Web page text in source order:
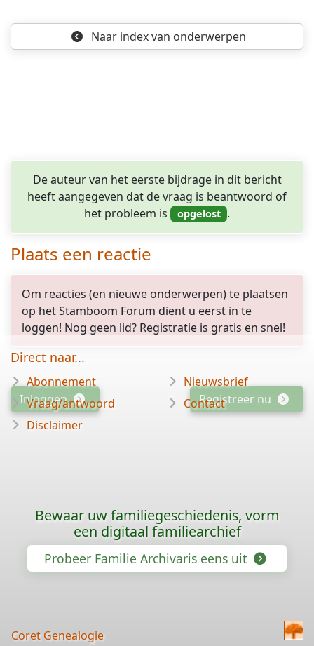
Naar indexvan onderwerpen
De auteur van het eerste bijdrage in dit bericht
heeft aangegeven dat de vraag is beantwoord of
het probleem is
.
Plaats een reactie
Om reacties (en nieuwe onderwerpen) te plaatsen
op het Stamboom Forum dient u eerst in te
loggen! Nog geen lid? Registratie is gratis en snel!
Inloggen Registreer nu
Direct naar...
Abonnement
Vraag/antwoord
Disclaimer
Nieuwsbrief
Contact
Bewaar uw familiegeschiedenis, vorm
een digitaal familiearchief
Probeer Familie Archivaris eens uit
Coret Genealogie